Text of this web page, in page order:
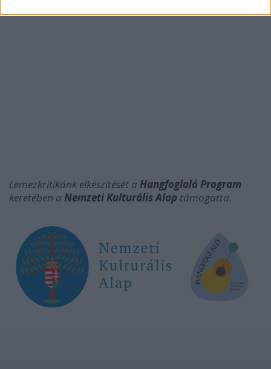
Lemezkritikánk elkészítését a Hangfoglaló Program
keretében a Nemzeti Kulturális Alap támogatta.